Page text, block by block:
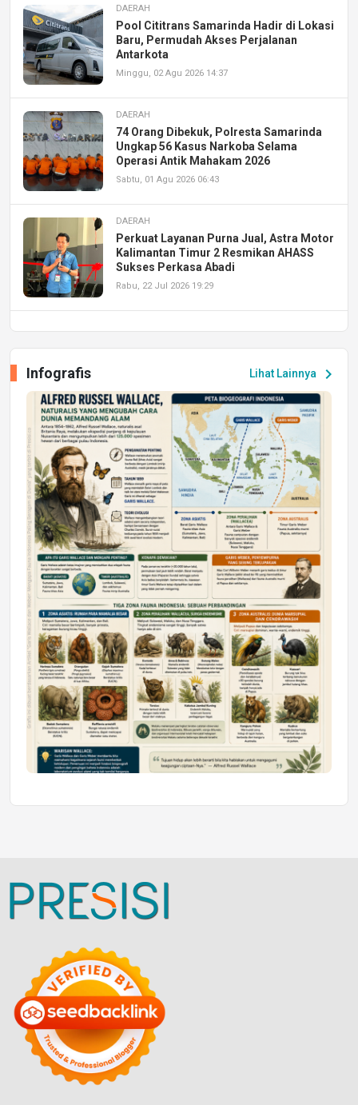
DAERAH
Pool Cititrans Samarinda Hadir di Lokasi
Baru, Permudah Akses Perjalanan
Antarkota
Minggu, 02 Agu 2026 14:37
DAERAH
74 Orang Dibekuk, Polresta Samarinda
Ungkap 56 Kasus Narkoba Selama
Operasi Antik Mahakam 2026
Sabtu, 01 Agu 2026 06:43
DAERAH
Perkuat Layanan Purna Jual, Astra Motor
Kalimantan Timur 2 Resmikan AHASS
Sukses Perkasa Abadi
Rabu, 22 Jul 2026 19:29
Peluang Kerja dan Magang
Jumat, 17 Jul 2026 22:30
DAERAH
Astra Motor Kalimantan Timur 2 Dukung
Mahasiswa Samarinda dalam Astra
Honda SDGs Future Leaders 2026
Jumat, 10 Jul 2026 19:01
Lihat Lainnya chevron_right
Infografis